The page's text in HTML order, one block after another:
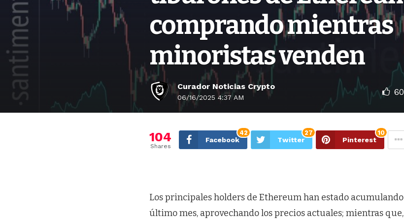
comprando mientras
minoristas venden
Curador Noticias Crypto
06/16/2025 4:37 AM
104
Shares
Facebook
42
Twitter
27
Pinterest
10
Los principales holders de Ethereum han estado
último mes, aprovechando los precios actuales; mientras